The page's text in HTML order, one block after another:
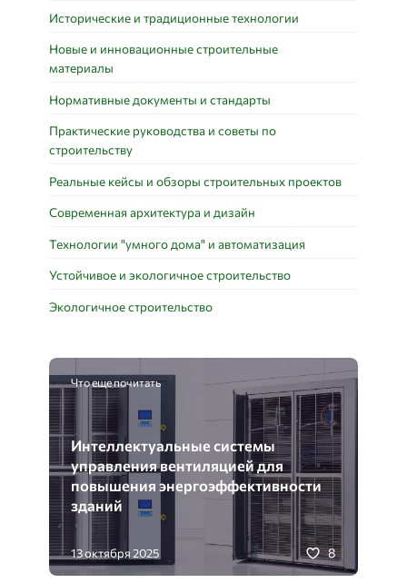
Исторические и традиционные технологии
Новые и инновационные строительные
материалы
Нормативные документы и стандарты
Практические руководства и советы по
строительству
Реальные кейсы и обзоры строительных проектов
Современная архитектура и дизайн
Технологии "умного дома" и автоматизация
Устойчивое и экологичное строительство
Экологичное строительство
Что еще почитать
Интеллектуальные системы
управления вентиляцией для
повышения энергоэффективности
зданий
13 октября 2025 8